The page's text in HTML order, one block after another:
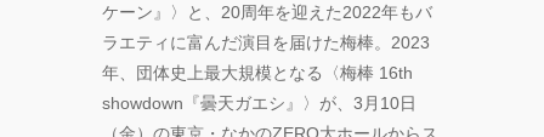
ケーン』〉と、20周年を迎えた2022年もバ
ラエティに富んだ演目を届けた梅棒。2023
年、団体史上最大規模となる〈梅棒 16th
showdown『曇天ガエシ』〉が、3月10日
（金）の東京・なかのZERO大ホールからス